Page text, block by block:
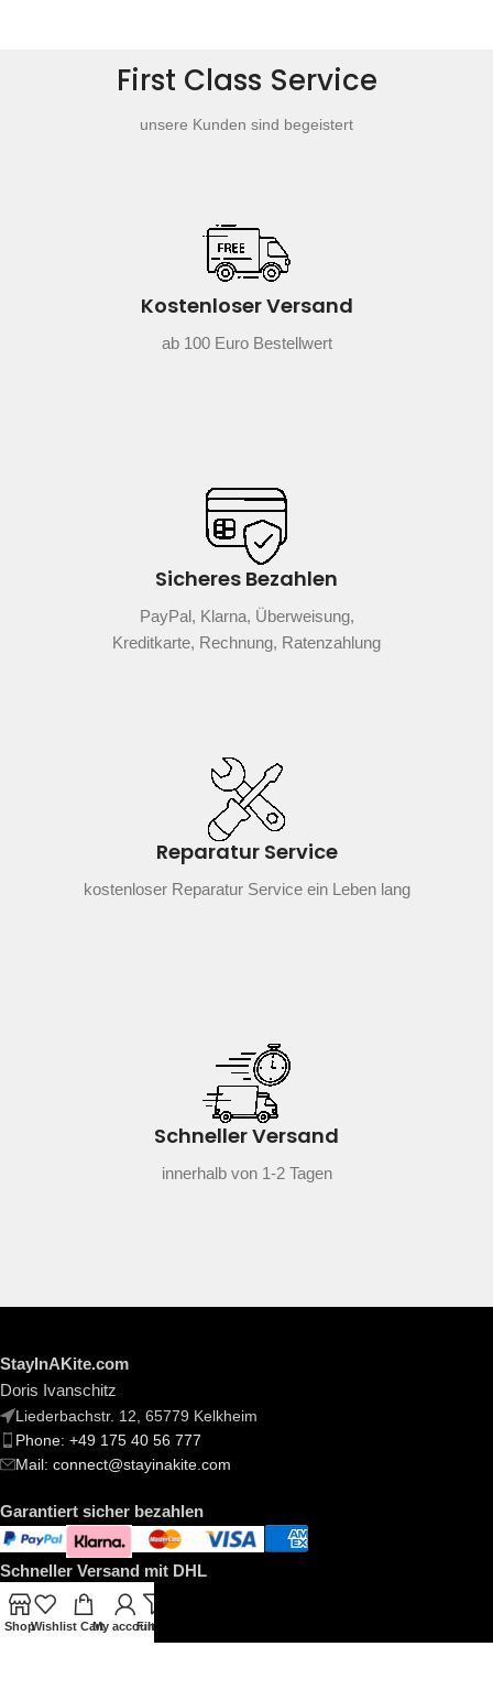
First Class Service
unsere Kunden sind begeistert
Kostenloser Versand
ab 100 Euro Bestellwert
Sicheres Bezahlen
PayPal, Klarna, Überweisung,
Kreditkarte, Rechnung, Ratenzahlung
Reparatur Service
kostenloser Reparatur Service ein Leben lang
Schneller Versand
innerhalb von 1-2 Tagen
StayInAKite.com
Doris Ivanschitz
Liederbachstr. 12, 65779 Kelkheim
Phone: +49 175 40 56 777
Mail: connect@stayinakite.com
Garantiert sicher bezahlen
Schneller Versand mit DHL
ShopWishlist CartMy account
Filters